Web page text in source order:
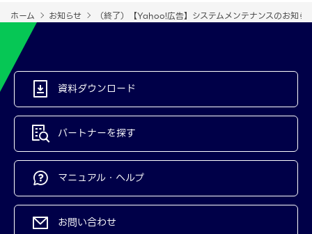
ホーム お知らせ （終了）【Yahoo!広告】システムメンテナンスのお知
資料ダウンロード
パートナーを探す
マニュアル・ヘルプ
お問い合わせ